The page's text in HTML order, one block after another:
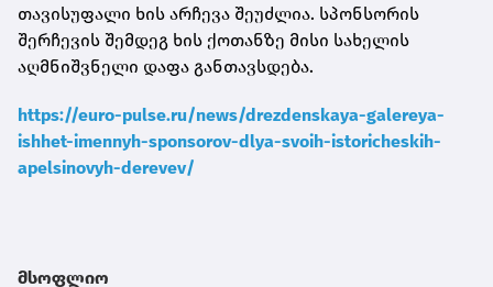
თავისუფალი ხის არჩევა შეუძლია. სპონსორის
შერჩევის შემდეგ ხის ქოთანზე მისი სახელის
აღმნიშვნელი დაფა განთავსდება.
https://euro-pulse.ru/news/drezdenskaya-galereya-
ishhet-imennyh-sponsorov-dlya-svoih-istoricheskih-
apelsinovyh-derevev/
მსოფლიო